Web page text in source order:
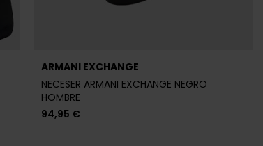
ARMANI EXCHANGE
NECESER ARMANI EXCHANGE NEGRO
HOMBRE
94,95 €